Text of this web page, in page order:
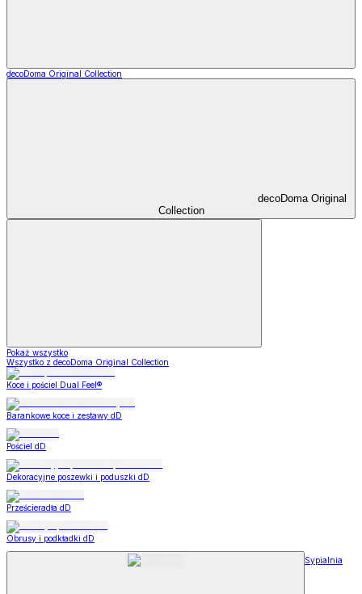
decoDoma Original Collection
decoDoma Original
Collection
Pokaż wszystko
Wszystko z decoDoma Original Collection
Koce i pościel Dual Feel®
Barankowe koce i zestawy dD
Pościel dD
Dekoracyjne poszewki i poduszki dD
Prześcieradła dD
Obrusy i podkładki dD
Sypialnia